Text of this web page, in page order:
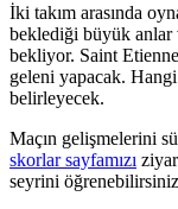
İki takım arasında
beklediği büyük anlar
bekliyor. Saint
geleni yapacak. Hangi
belirleyecek.
Maçın gelişmelerini
skorlar sayfamızı
seyrini